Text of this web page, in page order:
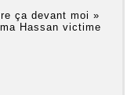
ça devant moi »
Hassan victime